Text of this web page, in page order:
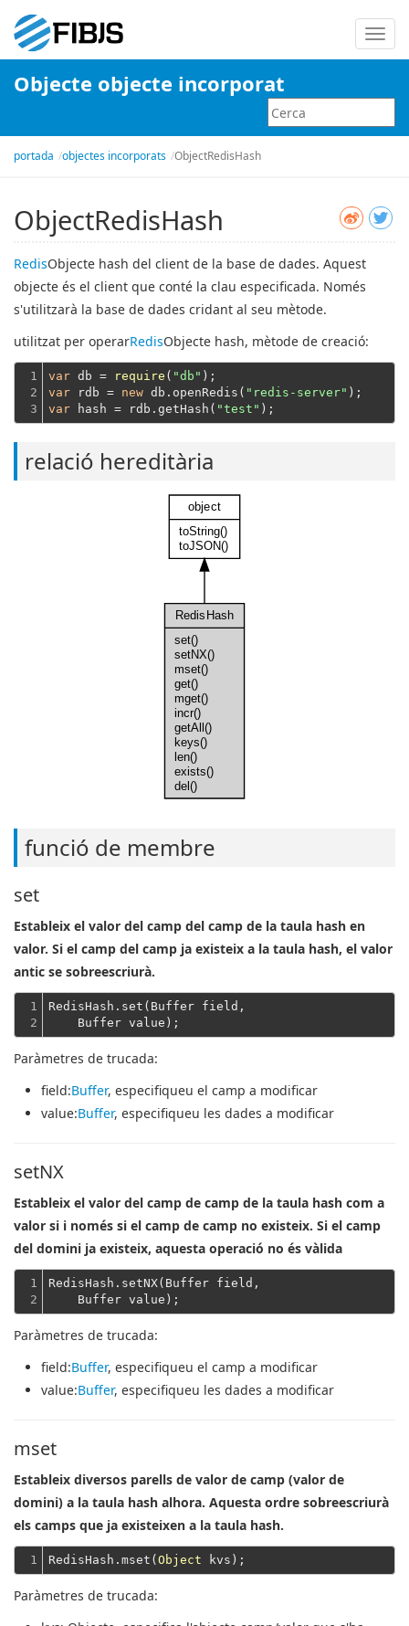
la
Objecte objecte incorporat
portada objectes incorporats ObjectRedisHash
ObjectRedisHash
RedisObjecte hash del client de la base de dades. Aquest
objecte és el client que conté la clau especificada. Només
s'utilitzarà la base de dades cridant al seu mètode.
utilitzat per operarRedisObjecte hash, mètode de creació:
1
2
3
var db = require ( "db"
var rdb = new db.openRedis( "redis-server"
var hash = rdb.getHash( "test"
relació hereditària
object
toString()
toJSON()
RedisHash
set()
setNX()
mset()
get()
mget()
incr()
getAll()
keys()
len()
exists()
del()
funció de membre
set
Estableix el valor del camp del camp de la taula hash en
valor. Si el camp del camp ja existeix a la taula hash, el valor
antic se sobreescriurà.
1
2
RedisHash.set(Buffer field,
    Buffer value);
Paràmetres de trucada:
field:Buffer, especifiqueu el camp a modificar
value:Buffer, especifiqueu les dades a modificar
setNX
Estableix el valor del camp de camp de la taula hash com a
valor si i només si el camp de camp no existeix. Si el camp
del domini ja existeix, aquesta operació no és vàlida
1
2
RedisHash.setNX(Buffer field,
    Buffer value);
Paràmetres de trucada:
field:Buffer, especifiqueu el camp a modificar
value:Buffer, especifiqueu les dades a modificar
mset
Estableix diversos parells de valor de camp (valor de
domini) a la taula hash alhora. Aquesta ordre sobreescriurà
els camps que ja existeixen a la taula hash.
1 RedisHash.mset( Object
Paràmetres de trucada: